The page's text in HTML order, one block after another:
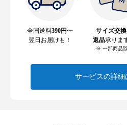
全国送料390円〜
翌日お届けも！
サイズ交換
返品承りま
※ 一部商品
サービスの詳細